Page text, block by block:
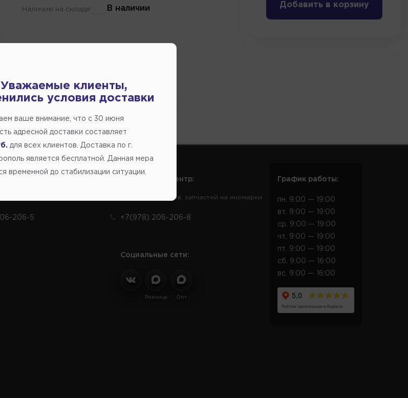
Наличие на складе В наличии Добавить в корзину
206-5
Справочный центр:
Заказ шин, дисков, запчастей на иномарки
+7(978) 206-206-8
Социальные сети:
Розница Опт
График работы:
пн. 9:00 — 19:00
вт. 9:00 — 19:00
ср. 9:00 — 19:00
чт. 9:00 — 19:00
пт. 9:00 — 19:00
сб. 9:00 — 16:00
вс. 9:00 — 16:00
Уважаемые клиенты,
условия доставки
ваше внимание, что c 30 июня
адресной доставки составляет
для всех клиентов. Доставка по г.
является бесплатной. Данная мера
временной до стабилизации ситуации.